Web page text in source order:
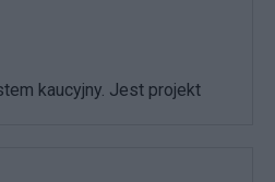
kaucyjny. Jest projekt